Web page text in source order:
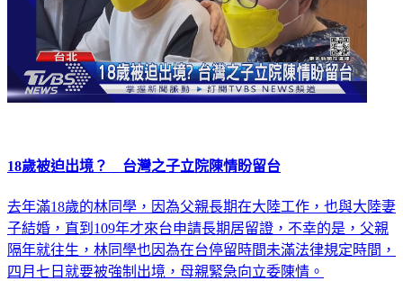
18歲被迫出境？ 台灣之子立院陳情盼留台
去年滿18歲的林同學，因為父親長期在大陸工作，也與大陸妻
子結婚，直到109年才來台申請長期居留證，不幸的是，父親
隔年就往生，林同學也因為在台停留時間未滿法律規定時間，
四月七日就要被強制出境，母親緊急向立委陳情。